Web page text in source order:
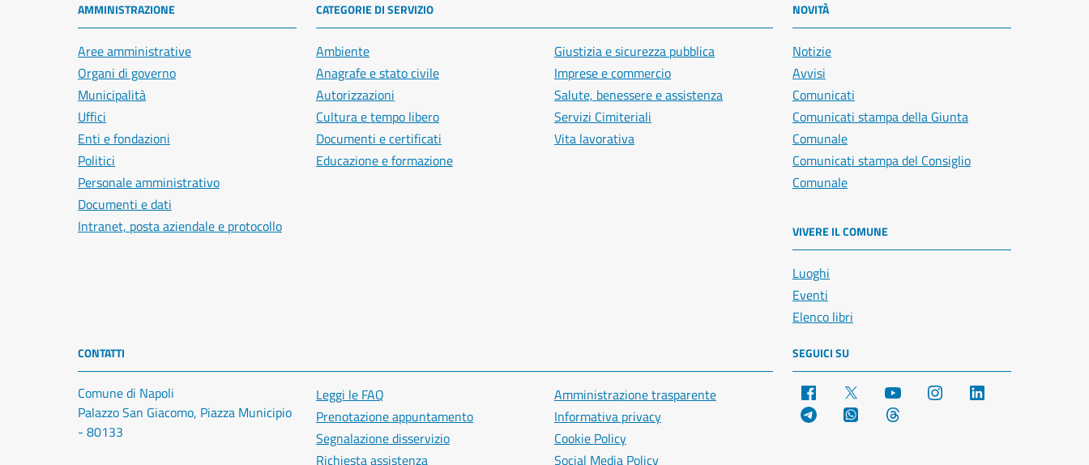
AMMINISTRAZIONE
Aree amministrative
Organi di governo
Municipalità
Uffici
Enti e fondazioni
Politici
Personale amministrativo
Documenti e dati
Intranet, posta aziendale e protocollo
CATEGORIE DI SERVIZIO
Ambiente
Anagrafe e stato civile
Autorizzazioni
Cultura e tempo libero
Documenti e certificati
Educazione e formazione
Giustizia e sicurezza pubblica
Imprese e commercio
Salute, benessere e assistenza
Servizi Cimiteriali
Vita lavorativa
NOVITÀ
Notizie
Avvisi
Comunicati
Comunicati stampa della Giunta
Comunale
Comunicati stampa del Consiglio
Comunale
VIVERE IL COMUNE
Luoghi
Eventi
Elenco libri
CONTATTI
Comune di Napoli
Palazzo San Giacomo, Piazza Municipio
- 80133
Leggi le FAQ
Prenotazione appuntamento
Segnalazione disservizio
Richiesta assistenza
Amministrazione trasparente
Informativa privacy
Cookie Policy
Social Media Policy
SEGUICI SU
Facebook YouTube Instagram
Telegram WhatsApp